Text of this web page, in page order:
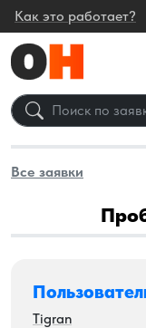
Как это работает?
Все заявки
Tigran